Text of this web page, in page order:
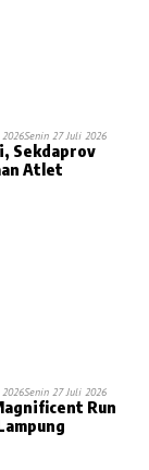
Senin 27 Juli 2026
Sekdaprov
Atlet
Senin 27 Juli 2026
Run